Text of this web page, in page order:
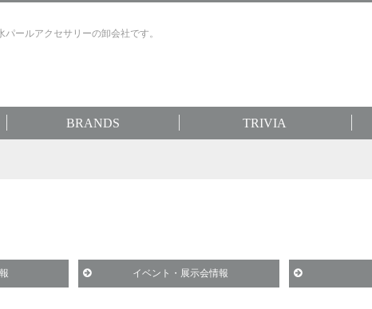
ールアクセサリーの卸会社です。
BRANDS TRIVIA
イベント・展示会情報